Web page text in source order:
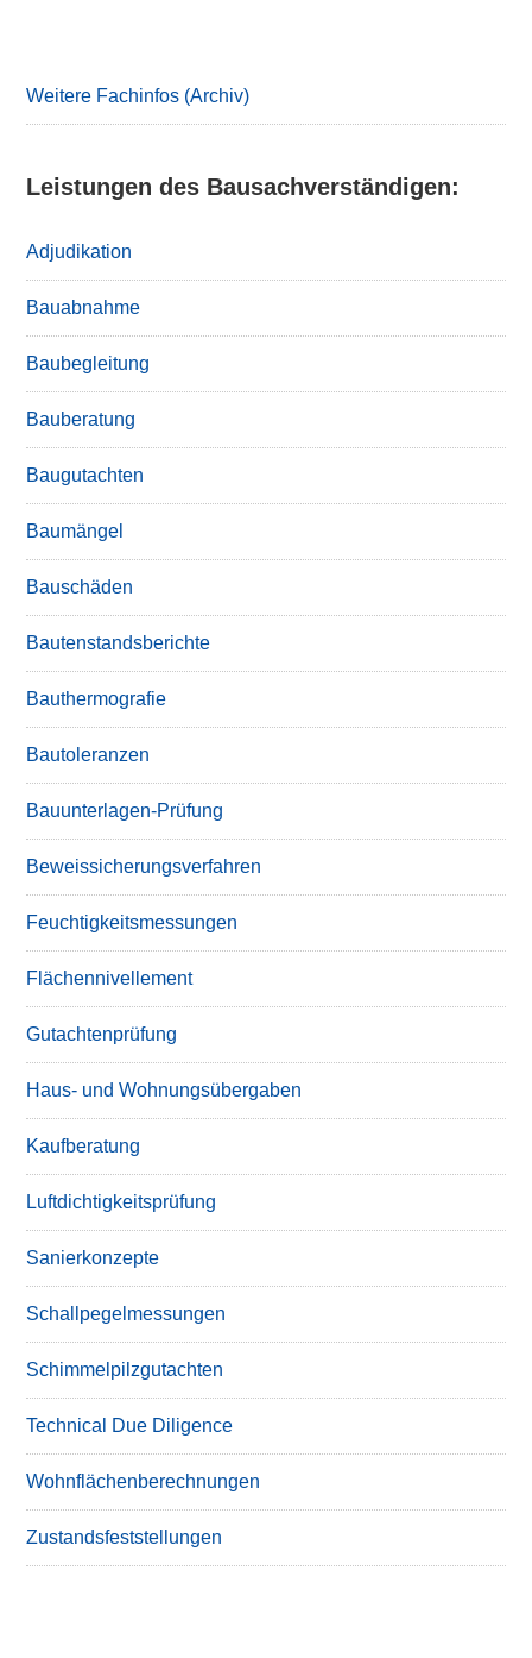
Weitere Fachinfos (Archiv)
Leistungen des Bausachverständigen:
Adjudikation
Bauabnahme
Baubegleitung
Bauberatung
Baugutachten
Baumängel
Bauschäden
Bautenstandsberichte
Bauthermografie
Bautoleranzen
Bauunterlagen-Prüfung
Beweissicherungsverfahren
Feuchtigkeitsmessungen
Flächennivellement
Gutachtenprüfung
Haus- und Wohnungsübergaben
Kaufberatung
Luftdichtigkeitsprüfung
Sanierkonzepte
Schallpegelmessungen
Schimmelpilzgutachten
Technical Due Diligence
Wohnflächenberechnungen
Zustandsfeststellungen